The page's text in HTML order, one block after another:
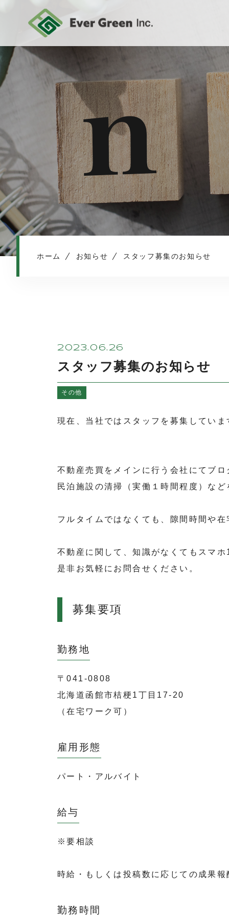
ホーム お知らせ スタッフ募集のお知らせ
2023.06.26
スタッフ募集のお知らせ
その他
現在、当社ではスタッフを募集していま
不動産売買をメインに行う会社にてブ
民泊施設の清掃（実働１時間程度）な
フルタイムではなくても、隙間時間や
不動産に関して、知識がなくてもスマ
是非お気軽にお問合せください。
募集要項
勤務地
〒041-0808
北海道函館市桔梗1丁目17-20
（在宅ワーク可）
雇用形態
パート・アルバイト
給与
※要相談
時給・もしくは投稿数に応じての成果報
勤務時間